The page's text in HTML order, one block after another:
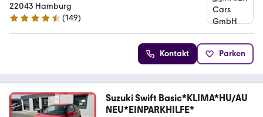
22043 Hamburg
4.7 Sterne
(149)
Kontakt Parken
Suzuki Swift Basic*KLIMA*HU/AU
NEU*EINPARKHILFE*